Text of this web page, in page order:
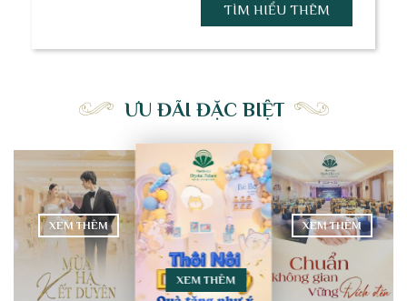
TÌM HIỂU THÊM
ƯU ĐÃI ĐẶC BIỆT
XEM THÊM
XEM THÊM
XEM THÊM